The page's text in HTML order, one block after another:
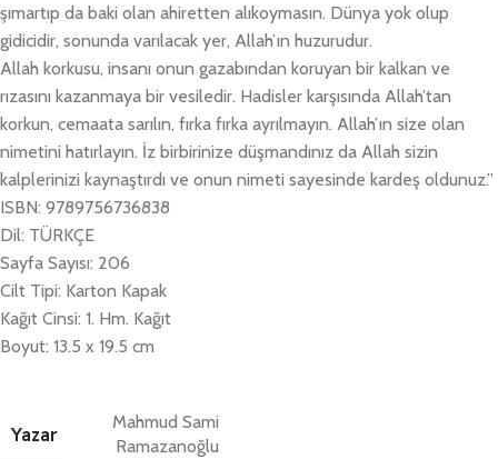
şımartıp da baki olan ahiretten alıkoymasın. Dünya yok olup
gidicidir, sonunda varılacak yer, Allah’ın huzurudur.
Allah korkusu, insanı onun gazabından koruyan bir kalkan ve
rızasını kazanmaya bir vesiledir. Hadisler karşısında Allah’tan
korkun, cemaata sarılın, fırka fırka ayrılmayın. Allah’ın size olan
nimetini hatırlayın. İz birbirinize düşmandınız da Allah sizin
kalplerinizi kaynaştırdı ve onun nimeti sayesinde kardeş oldunuz.”
ISBN: 9789756736838
Dil: TÜRKÇE
Sayfa Sayısı: 206
Cilt Tipi: Karton Kapak
Kağıt Cinsi: 1. Hm. Kağıt
Boyut: 13.5 x 19.5 cm
Yazar
Mahmud Sami
Ramazanoğlu